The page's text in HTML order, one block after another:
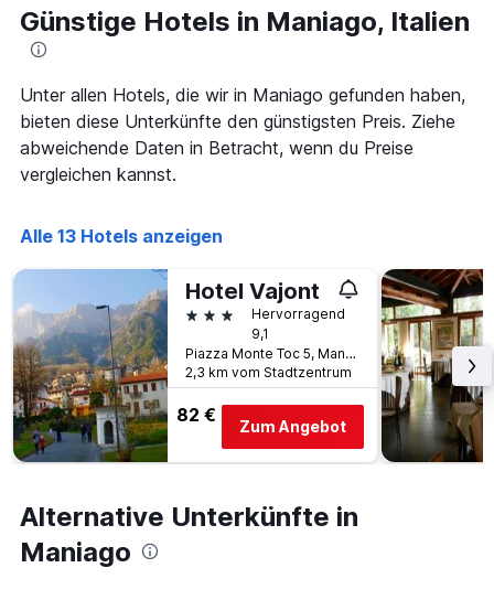
die
den
durchschnittlichen
Zimmerpreis
für
heute
Nacht
in
den
3
anzeigt.
Tagen,
aggregiert
nach
Das
Diagramm
1
X-
die
Hotelkategorien
Sternen
anzeigt
Das
Diagramm
hat
1
Y-
Achse,
durchschnittlichen
Zimmerpreis
an
Günstige Hotels in Maniago, Italien
Unter allen Hotels, die wir in Maniago gefunden haben,
bieten diese Unterkünfte den günstigsten Preis. Ziehe
abweichende Daten in Betracht, wenn du Preise
vergleichen kannst.
Alle 13 Hotels anzeigen
Hotel Vajont
3 SterneHervorragend
9,1
Piazza Monte Toc 5, Maniago, Pordenone, Italien
2,3 km vom Stadtzentrum
82 €
Zum Angebot
Alternative Unterkünfte in
Maniago